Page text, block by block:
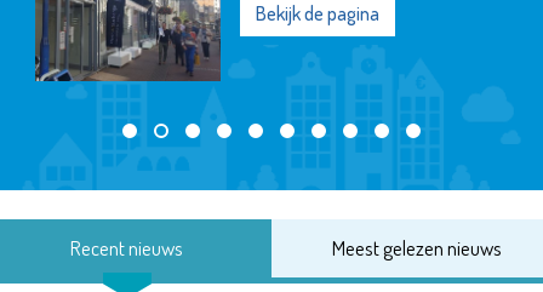
Bekijk de pagina
Recent nieuws Meest gelezen nieuws